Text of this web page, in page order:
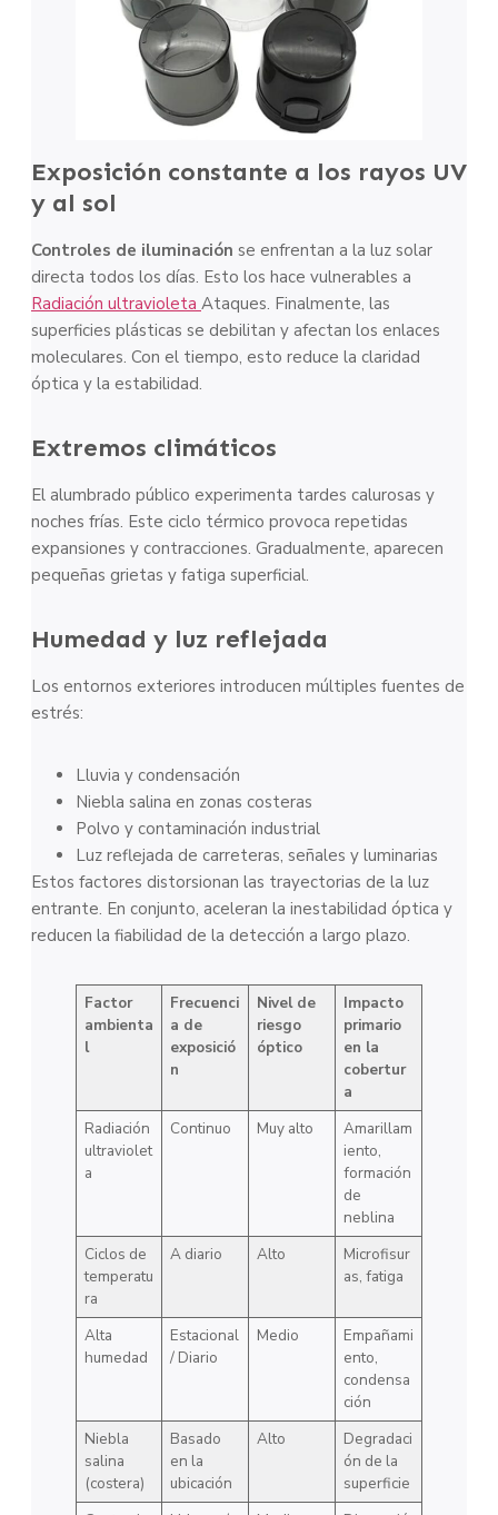
Exposición constante a los rayos UV
y al sol
Controles de iluminación se enfrentan a la luz solar
directa todos los días. Esto los hace vulnerables a
Radiación ultravioleta Ataques. Finalmente, las
superficies plásticas se debilitan y afectan los enlaces
moleculares. Con el tiempo, esto reduce la claridad
óptica y la estabilidad.
Extremos climáticos
El alumbrado público experimenta tardes calurosas y
noches frías. Este ciclo térmico provoca repetidas
expansiones y contracciones. Gradualmente, aparecen
pequeñas grietas y fatiga superficial.
Humedad y luz reflejada
Los entornos exteriores introducen múltiples fuentes de
estrés:
Lluvia y condensación
Niebla salina en zonas costeras
Polvo y contaminación industrial
Luz reflejada de carreteras, señales y luminarias
Estos factores distorsionan las trayectorias de la luz
entrante. En conjunto, aceleran la inestabilidad óptica y
reducen la fiabilidad de la detección a largo plazo.
Factor
ambienta
l
Frecuenci
a de
exposició
n
Nivel de
riesgo
óptico
Impacto
primario
en la
cobertur
a
Radiación
ultraviolet
a
Continuo Muy alto
Amarillam
iento,
formación
de
neblina
Ciclos de
temperatu
ra
A diario Alto
Microfisur
as, fatiga
Alta
humedad
Estacional
/ Diario
Medio
Empañami
ento,
condensa
ción
Niebla
salina
(costera)
Basado
en la
ubicación
Alto
Degradaci
ón de la
superficie